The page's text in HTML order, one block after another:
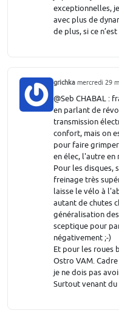
exceptionnelles,
avec plus de
de plus, si ce
grichka mercredi 29
@Seb CHABAL :
en parlant de
transmission
confort, mais on
pour faire
en élec, l'autre en
Pour les disques,
freinage très
laisse le vélo à
autant de chutes
généralisation
sceptique pour
négativement ;-)
Et pour les roues
Ostro VAM.
je ne dois pas
Surtout venant du